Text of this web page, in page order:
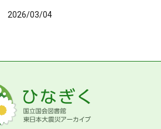
2026/03/04